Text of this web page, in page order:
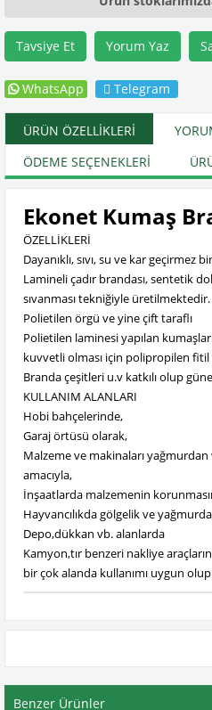
Tavsiye Et Yorum Yaz
WhatsApp Telegram
ÜRÜN ÖZELLIKLERI
ÖDEME SEÇENEKLERI
Ekonet Kumaş
ÖZELLİKLERİ
Dayanıklı, sıvı, su ve kar geçirmez
Lamineli çadır brandası, sentetik
sıvanması tekniğiyle üretilmektedir.
Polietilen örgü ve yine çift taraflı
Polietilen laminesi yapılan
kuvvetli olması için polipropilen fitil
Branda çeşitleri u.v katkılı olup
KULLANIM ALANLARI
Hobi bahçelerinde,
Garaj örtüsü olarak,
Malzeme ve makinaları
amacıyla,
İnşaatlarda malzemenin
Hayvancılıkda gölgelik ve
Depo,dükkan vb. alanlarda
Kamyon,tır benzeri nakliye
bir çok alanda kullanımı uygun
Benzer Ürünler